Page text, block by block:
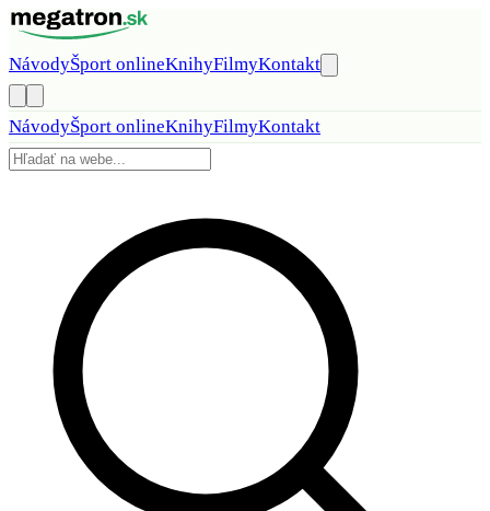
Preskočiť na obsah
NávodyŠport onlineKnihyFilmyKontakt
NávodyŠport onlineKnihyFilmyKontakt